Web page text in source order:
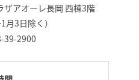
ザアオーレ長岡 西棟3階
3日除く）
39-2900